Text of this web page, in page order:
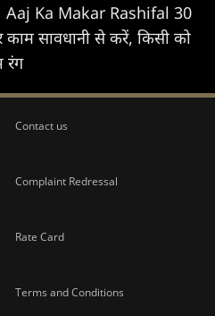
Aaj Ka Makar Rashifal 30
काम सावधानी से करें, किसी को
रंग
Contact us
Complaint Redressal
Rate Card
Terms and Conditions